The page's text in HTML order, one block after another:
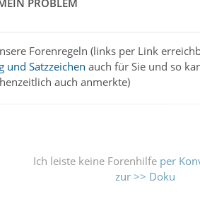
Forenregeln (links per Link
und Satzzeichen auch für Sie und so
auch anmerkte)
Ich leiste keine Forenhilfe per
zur >> Doku